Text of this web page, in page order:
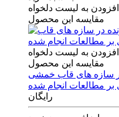
افزودن به لیست دلخواه
مقایسه این محصول
افزودن به لیست دلخواه
مقایسه این محصول
در سازه های قاب خمشی
بر مطالعات انجام شده
رایگان